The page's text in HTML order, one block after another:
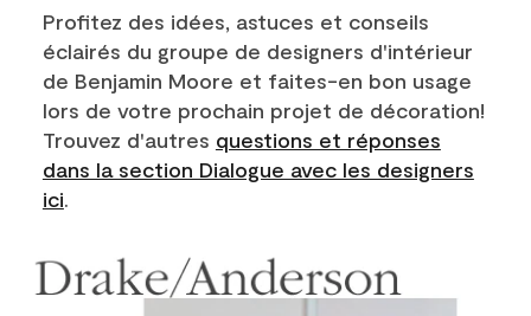
Profitez des idées, astuces et conseils
éclairés du groupe de designers d'intérieur
de Benjamin Moore et faites-en bon usage
lors de votre prochain projet de décoration!
Trouvez d'autres questions et réponses
dans la section Dialogue avec les designers
ici.